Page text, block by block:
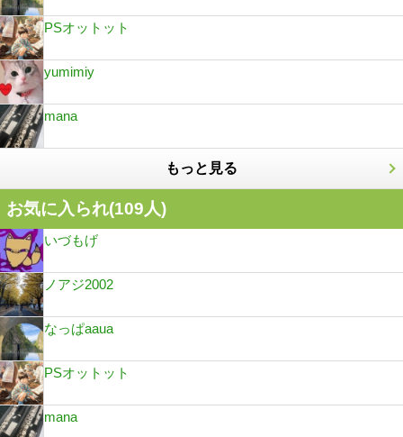
PSオットット
yumimiy
mana
もっと見る
お気に入られ(109人)
いづもげ
ノアジ2002
なっぱaaua
PSオットット
mana